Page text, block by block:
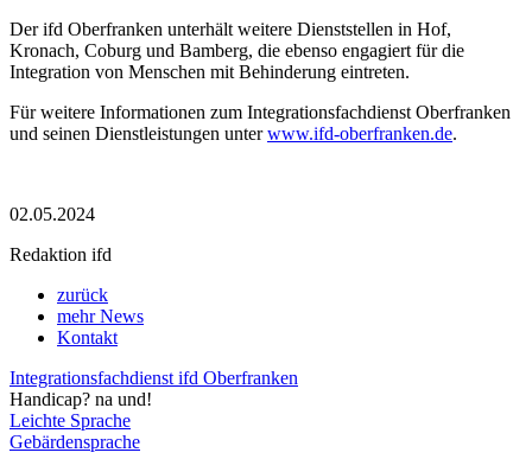
Der ifd Oberfranken unterhält weitere Dienststellen in Hof,
Kronach, Coburg und Bamberg, die ebenso engagiert für die
Integration von Menschen mit Behinderung eintreten.
Für weitere Informationen zum Integrationsfachdienst Oberfranken
und seinen Dienstleistungen unterwww.ifd-oberfranken.de.
02.05.2024
Redaktion ifd
zurück
mehr News
Kontakt
Integrationsfachdienst ifd Oberfranken
Handicap? na und!
Leichte Sprache
Gebärdensprache